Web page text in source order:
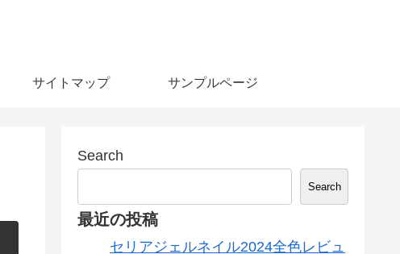
サイトマップ サンプルページ
Search
Search
最近の投稿
セリアジェルネイル2024全色レビュ